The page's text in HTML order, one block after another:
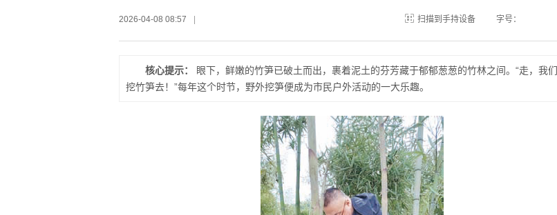
2026-04-08 08:57 扫描到手持设备 字号：
核心提示：
眼下，鲜嫩的竹笋已破土而出，裹着泥土的芬芳藏于郁郁葱葱的竹林之间。“走，我们
挖竹笋去！”每年这个时节，野外挖笋便成为市民户外活动的一大乐趣。